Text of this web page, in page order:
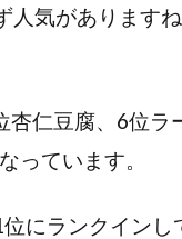
気がありますね
杏仁豆腐、6位ラ
っています。
にランクインし